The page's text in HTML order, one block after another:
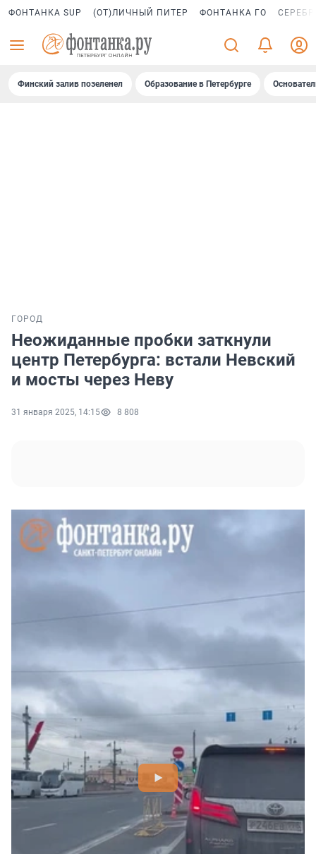
ФОНТАНКА SUP (ОТ)ЛИЧНЫЙ ПИТЕР ФОНТАНКА ГО
Финский залив позеленел Образование в Петербурге
ГОРОД
Неожиданные пробки заткнули
центр Петербурга: встали Невский
и мосты через Неву
31 января 2025, 14:15 8 808